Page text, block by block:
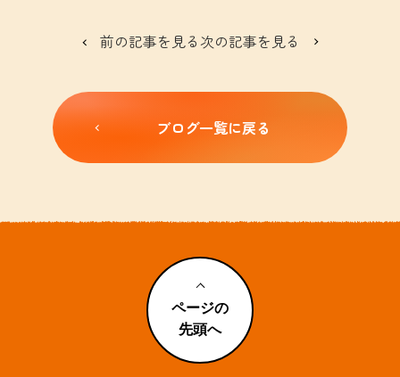
前の記事を見る次の記事を見る
ブログ一覧に戻る
ページの
先頭へ